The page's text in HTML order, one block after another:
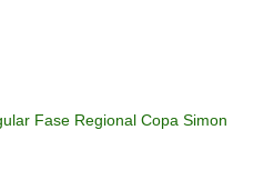
Fase Regional Copa Simon